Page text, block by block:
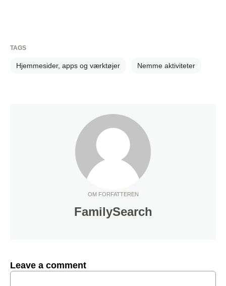
TAGS
Hjemmesider, apps og værktøjer Nemme aktiviteter
OM FORFATTEREN
FamilySearch